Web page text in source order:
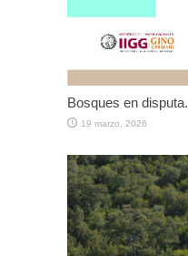
Bosques en disputa.
19 marzo, 2026